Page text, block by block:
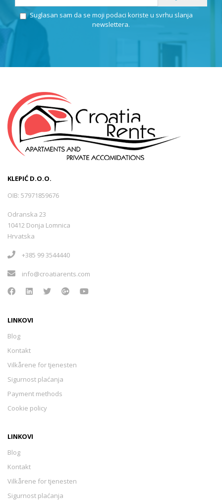
Suglasan sam da se moji podaci koriste u svrhu slanja
newslettera.
KLEPIĆ D.O.O.
OIB: 57971859676
Odranska 23
10412 Donja Lomnica
Hrvatska
+385 99 3544440
info@croatiarents.com
LINKOVI
Blog
Kontakt
Vilkårene for tjenesten
Sigurnost plaćanja
Payment methods
Cookie policy
LINKOVI
Blog
Kontakt
Vilkårene for tjenesten
Sigurnost plaćanja